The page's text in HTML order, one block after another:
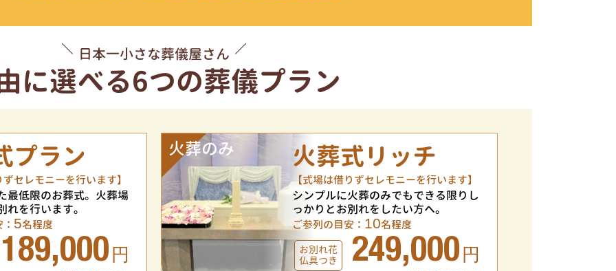
日本一小さな葬儀屋さん
に選べる6つの葬儀プラン
プラン
セレモニーを行います】
最低限のお葬式。火葬場
れを行います。
5名程度
189,000 円
火葬のみ 火葬式リッチ
【式場は借りずセレモニーを行います】
シンプルに火葬のみでもできる限りし
っかりとお別れをしたい方へ。
ご参列の目安： 10名程度
お別れ花
仏具つき
249,000 円